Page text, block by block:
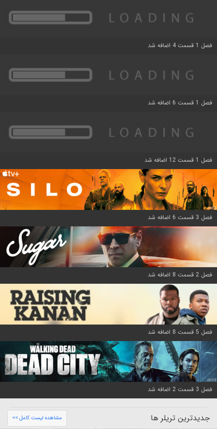
فصل 1 قسمت 4 اضافه شد
فصل 1 قسمت 6 اضافه شد
فصل 1 قسمت 12 اضافه شد
فصل 3 قسمت 6 اضافه شد
فصل 2 قسمت 8 اضافه شد
فصل 5 قسمت 8 اضافه شد
فصل 3 قسمت 2 اضافه شد
جدیدترین تریلر ها مشاهده لیست کامل >>